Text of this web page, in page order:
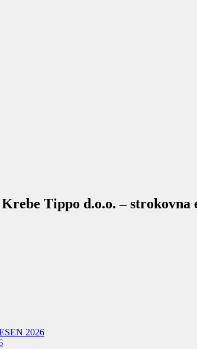
Tippo d.o.o. –
2026